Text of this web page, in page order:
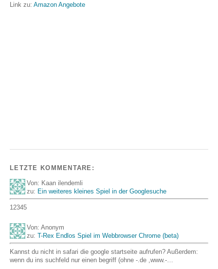
Link zu: Amazon Angebote
LETZTE KOMMENTARE:
Von: Kaan ilendemli
zu: Ein weiteres kleines Spiel in der Googlesuche
12345
Von: Anonym
zu: T-Rex Endlos Spiel im Webbrowser Chrome (beta)
Kannst du nicht in safari die google startseite aufrufen? Außerdem:
wenn du ins suchfeld nur einen begriff (ohne -.de ,www.-…